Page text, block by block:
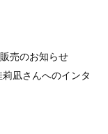
売のお知らせ
凪さんへのインタ